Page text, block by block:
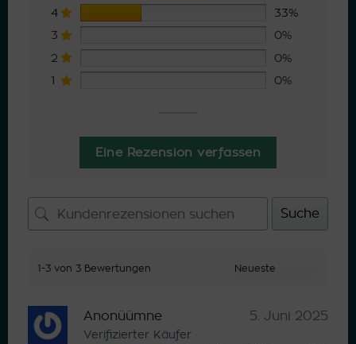
4
33%
3
0%
2
0%
1
0%
Eine Rezension verfassen
Suche
1-3 von 3 Bewertungen
Anonüümne
Verifizierter Käufer
5. Juni 2025